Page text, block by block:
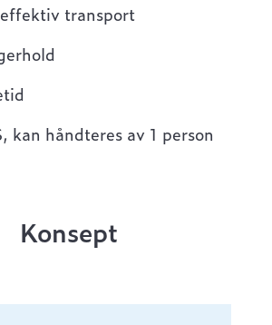
transport
kan håndteres av 1 person
Konsept